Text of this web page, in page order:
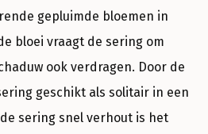
gepluimde bloemen in
bloei vraagt de sering om
ook verdragen. Door de
geschikt als solitair in een
sering snel verhout is het